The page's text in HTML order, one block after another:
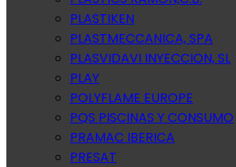
PLASTIKEN
PLASTMECCANICA, SPA
PLASVIDAVI INYECCION, SL
PLAY
POLYFLAME EUROPE
PQS PISCINAS Y CONSUMO
PRAMAC IBERICA
PRESAT